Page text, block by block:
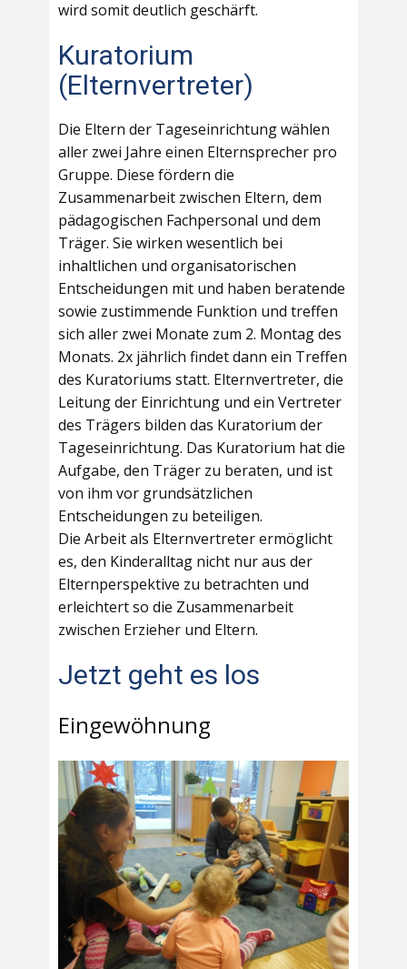
wird somit deutlich geschärft.
Kuratorium
(Elternvertreter)
Die Eltern der Tageseinrichtung wählen
aller zwei Jahre einen Elternsprecher pro
Gruppe. Diese fördern die
Zusammenarbeit zwischen Eltern, dem
pädagogischen Fachpersonal und dem
Träger. Sie wirken wesentlich bei
inhaltlichen und organisatorischen
Entscheidungen mit und haben beratende
sowie zustimmende Funktion und treffen
sich aller zwei Monate zum 2. Montag des
Monats. 2x jährlich findet dann ein Treffen
des Kuratoriums statt. Elternvertreter, die
Leitung der Einrichtung und ein Vertreter
des Trägers bilden das Kuratorium der
Tageseinrichtung. Das Kuratorium hat die
Aufgabe, den Träger zu beraten, und ist
von ihm vor grundsätzlichen
Entscheidungen zu beteiligen.
Die Arbeit als Elternvertreter ermöglicht
es, den Kinderalltag nicht nur aus der
Elternperspektive zu betrachten und
erleichtert so die Zusammenarbeit
zwischen Erzieher und Eltern.
Jetzt geht es los
Eingewöhnung